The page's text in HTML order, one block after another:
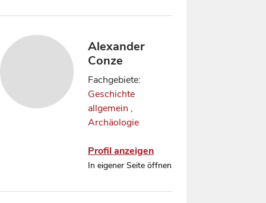
Alexander
Conze
Fachgebiete:
Geschichte
allgemein ,
Archäologie
Profil anzeigen
In eigener Seite öffnen